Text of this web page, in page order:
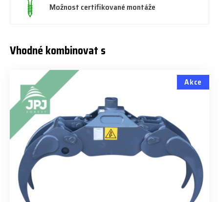
Možnost certifikované montáže
Vhodné kombinovat s
Akce